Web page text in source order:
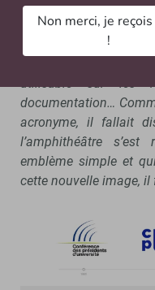
Jérémie Fesson
l’association devait
documentation…
acronyme, il fallait
l’amphithéâtre s’est
emblème simple et
cette nouvelle image,
Non merci, je
!